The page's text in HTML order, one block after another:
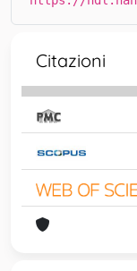
Citazioni